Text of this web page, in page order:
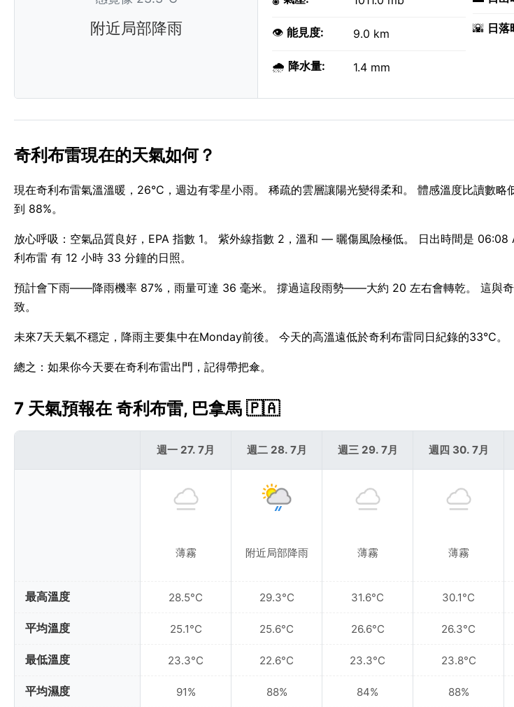
附近局部降雨 👁️ 能見度: 9.0 km
🌧️ 降水量: 1.4 mm
🌇 日落
奇利布雷現在的天氣如何？
現在奇利布雷氣溫溫暖，26°C，週边有零星小雨。 稀疏的雲層讓陽光變得柔和。 體感溫度比讀數略
到 88%。
放心呼吸：空氣品質良好，EPA 指數 1。 紫外線指數 2，溫和 — 曬傷風險極低。 日出時間是
利布雷 有 12 小時 33 分鐘的日照。
預計會下雨——降雨機率 87%，雨量可達 36 毫米。 撐過這段雨勢——大約 20 左右會轉乾。 這與奇
致。
未來7天天氣不穩定，降雨主要集中在Monday前後。 今天的高溫遠低於奇利布雷同日紀錄的33°C。
總之：如果你今天要在奇利布雷出門，記得帶把傘。
7 天氣預報在 奇利布雷, 巴拿馬 🇵🇦
最高溫度
平均溫度
最低溫度
平均濕度
週一 27. 7月
薄霧
28.5°C
25.1°C
23.3°C
91%
週二 28. 7月
附近局部降雨
29.3°C
25.6°C
22.6°C
88%
週三 29. 7月
薄霧
31.6°C
26.6°C
23.3°C
84%
週四 30. 7月
薄霧
30.1°C
26.3°C
23.8°C
88%